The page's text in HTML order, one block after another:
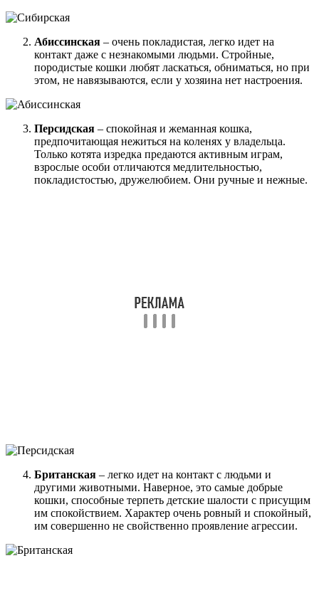
Абиссинская – очень покладистая, легко идет на
контакт даже с незнакомыми людьми. Стройные,
породистые кошки любят ласкаться, обниматься, но при
этом, не навязываются, если у хозяина нет настроения.
Персидская – спокойная и жеманная кошка,
предпочитающая нежиться на коленях у владельца.
Только котята изредка предаются активным играм,
взрослые особи отличаются медлительностью,
покладистостью, дружелюбием. Они ручные и нежные.
Британская – легко идет на контакт с людьми и
другими животными. Наверное, это самые добрые
кошки, способные терпеть детские шалости с присущим
им спокойствием. Характер очень ровный и спокойный,
им совершенно не свойственно проявление агрессии.